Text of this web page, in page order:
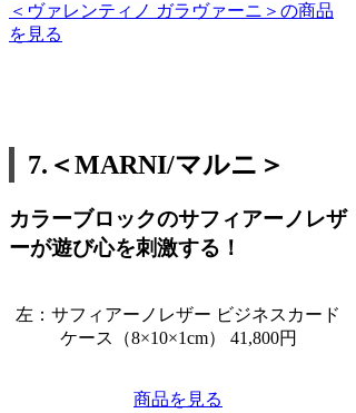
＜ヴァレンティノ ガラヴァーニ＞の商品
を見る
7.＜MARNI/マルニ＞
カラーブロックのサフィアーノレザ
ーが遊び心を刺激する！
左：サフィアーノレザー ビジネスカード
ケース（8×10×1cm） 41,800円
商品を見る